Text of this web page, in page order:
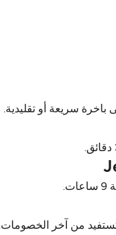
من آخر الخصومات.